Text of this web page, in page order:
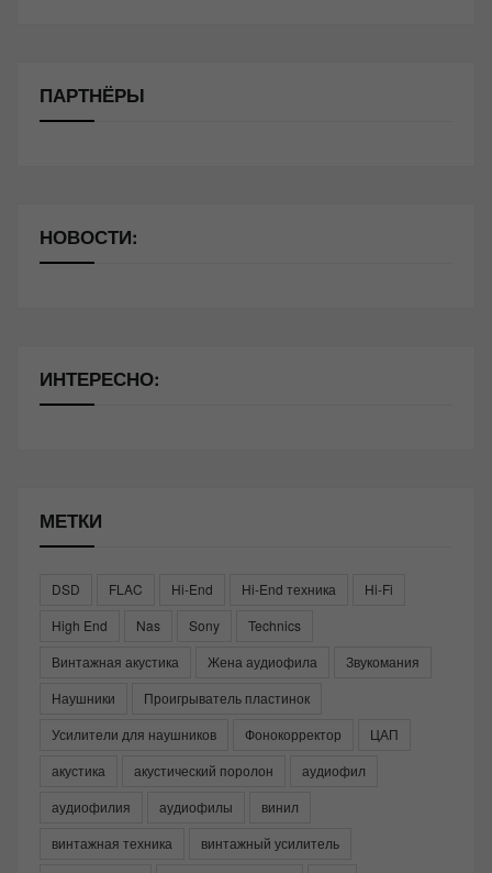
ПАРТНЁРЫ
НОВОСТИ:
ИНТЕРЕСНО:
МЕТКИ
DSD FLAC Hi-End Hi-End техника
Hi-Fi
High End
Nas Sony
Technics
Винтажная акустика
Жена аудиофила
Звукомания
Наушники
Проигрыватель пластинок
Усилители для наушников
Фонокорректор
ЦАП
акустика
акустический поролон
аудиофил
аудиофилия
аудиофилы
винил
винтажная техника
винтажный усилитель